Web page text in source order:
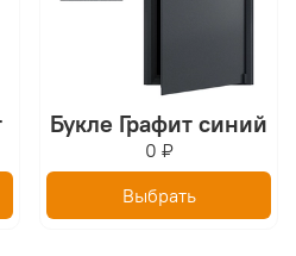
Букле Графит синий
0 ₽
Выбрать